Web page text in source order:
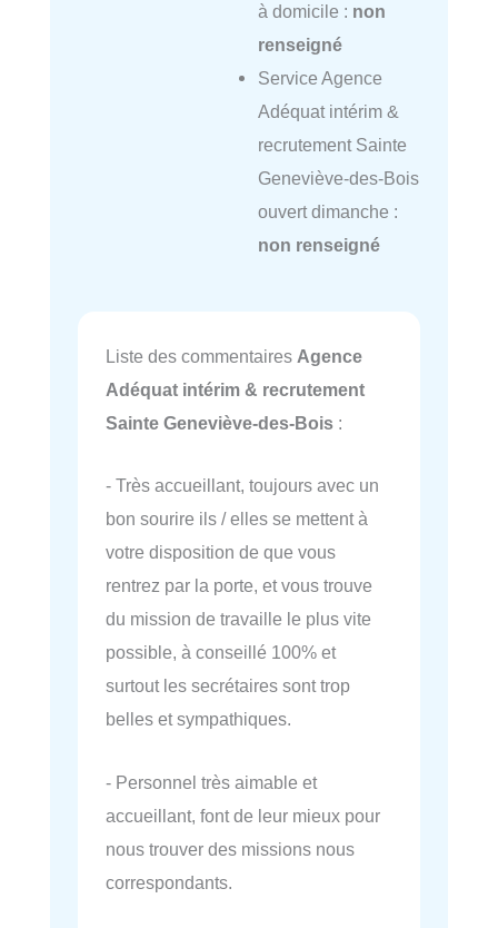
à domicile : non
renseigné
Service Agence
Adéquat intérim &
recrutement Sainte
Geneviève-des-Bois
ouvert dimanche :
non renseigné
Liste des commentaires Agence
Adéquat intérim & recrutement
Sainte Geneviève-des-Bois :
- Très accueillant, toujours avec un
bon sourire ils / elles se mettent à
votre disposition de que vous
rentrez par la porte, et vous trouve
du mission de travaille le plus vite
possible, à conseillé 100% et
surtout les secrétaires sont trop
belles et sympathiques.
- Personnel très aimable et
accueillant, font de leur mieux pour
nous trouver des missions nous
correspondants.